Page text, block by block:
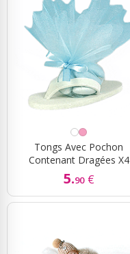
Tongs Avec Pochon
Contenant Dragées X4
5.90 €